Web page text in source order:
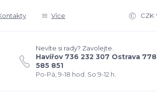
Více CZK
Nevíte si rady? Zavolejte.
Havířov 736 232 307 Ostrava 778
585 851
Po-Pá, 9-18 hod. So 9-12 h.